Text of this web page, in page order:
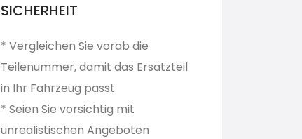
SICHERHEIT
* Vergleichen Sie vorab die
Teilenummer, damit das Ersatzteil
in Ihr Fahrzeug passt
* Seien Sie vorsichtig mit
unrealistischen Angeboten